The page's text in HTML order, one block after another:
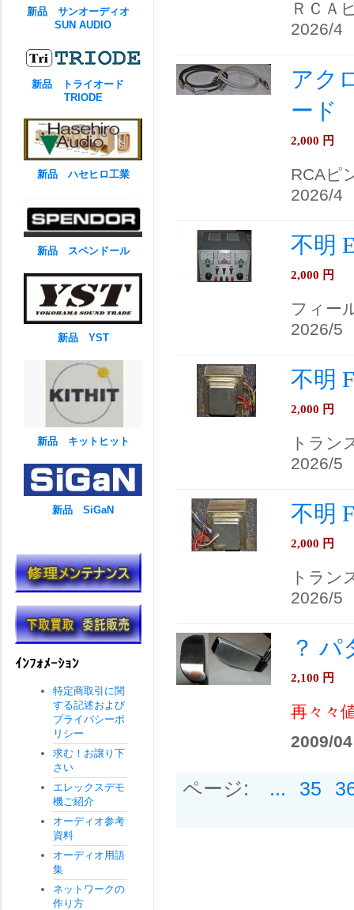
ＲＣＡ
2026/4
アク
ード
2,000 円
RCAピ
2026/4
不明
2,000 円
フィー
2026/5
不明
2,000 円
トラン
2026/5
不明
2,000 円
トラン
2026/5
？ パ
2,100 円
再々々
2009/04
ページ: ... 35
新品 サンオーディオ
SUN AUDIO
新品 トライオード
TRIODE
新品 ハセヒロ工業
新品 スペンドール
新品 YST
新品 キットヒット
新品 SiGaN
ｲﾝﾌｫﾒｰｼｮﾝ
特定商取引に関
する記述および
プライバシーポ
リシー
求む！お譲り下
さい
エレックスデモ
機ご紹介
オーディオ参考
資料
オーディオ用語
集
ネットワークの
作り方